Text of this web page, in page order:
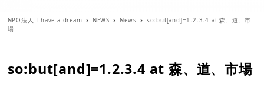
NPO法人 I have a dream NEWS News
so:but[and]=1.2.3.4 at 森、道、市
場
so:but[and]=1.2.3.4 at 森、道、市場